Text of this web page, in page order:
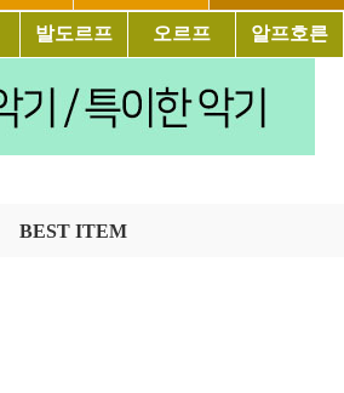
발도르프 오르프 알프호른
BEST ITEM